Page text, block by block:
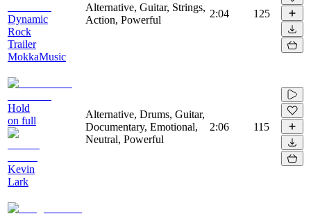
Dynamic
Rock
Trailer
MokkaMusic
Alternative, Guitar, Strings,
Action, Powerful
2:04 125
Hold
on full
Kevin
Lark
Alternative, Drums, Guitar,
Documentary, Emotional,
Neutral, Powerful
2:06 115